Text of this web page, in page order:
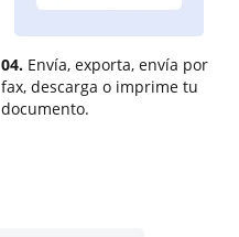
04. Envía, exporta, envía por
fax, descarga o imprime tu
documento.